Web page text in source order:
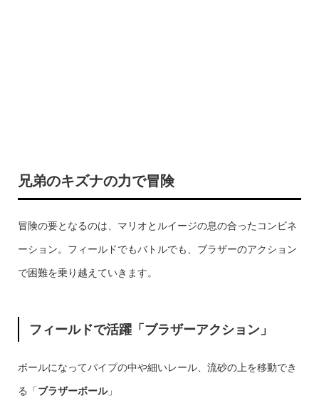
兄弟のキズナの力で冒険
冒険の要となるのは、マリオとルイージの息の合ったコンビネ
ーション。フィールドでもバトルでも、ブラザーのアクション
で困難を乗り越えていきます。
フィールドで活躍「ブラザーアクション」
ボールになってパイプの中や細いレール、流砂の上を移動でき
る「ブラザーボール」